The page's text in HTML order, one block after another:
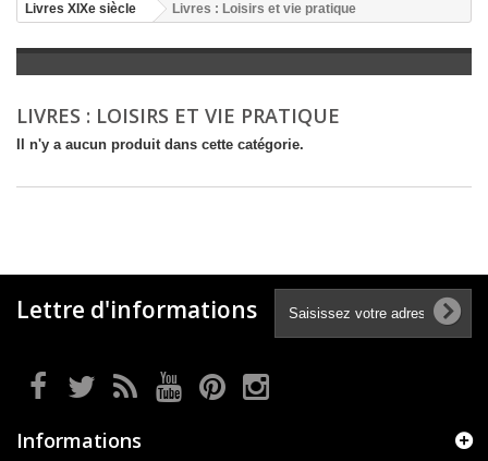
+
LITTÉRATURE
LOISIRS, VIE PRATIQUE
+
SCOLAIRE ET DICTIONNAIRE
Livres XIXe siècle
Livres : Loisirs et vie pratique
LIVRES : LOISIRS ET VIE PRATIQUE
Il n'y a aucun produit dans cette catégorie.
Lettre d'informations
Informations